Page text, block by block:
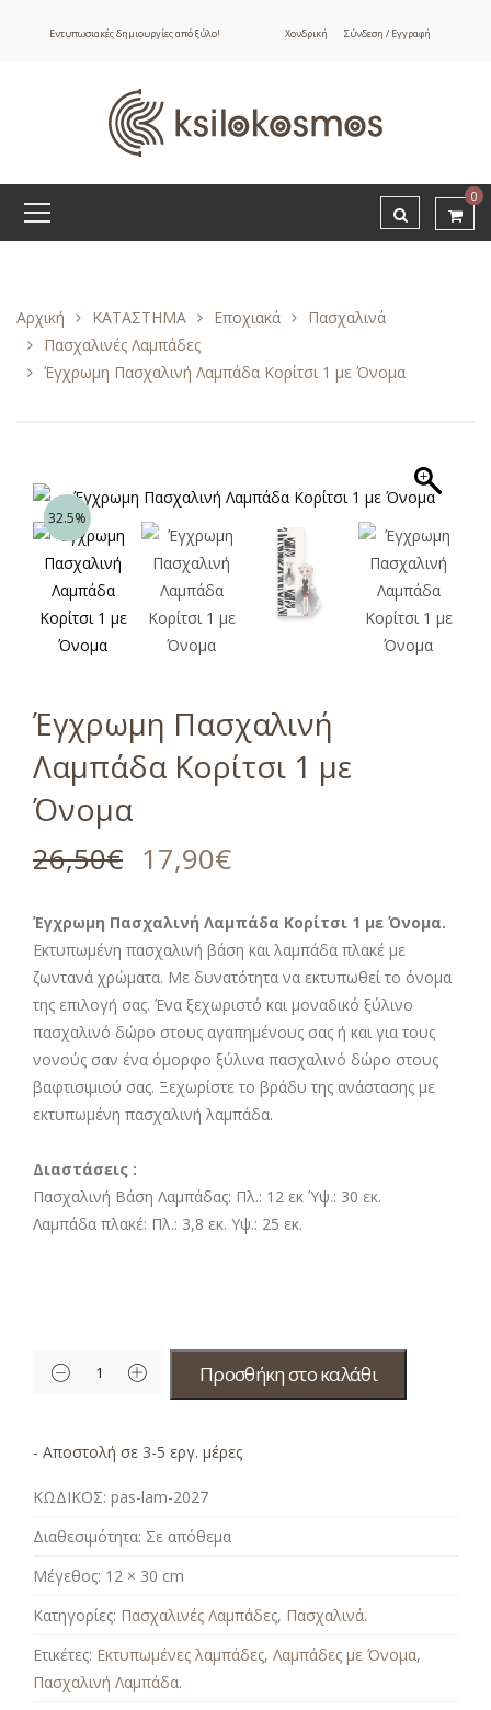
Εντυπωσιακές δημιουργίες από ξύλο! Χονδρική Σύνδεση / Εγγραφή
0
Αρχική ΚΑΤΑΣΤΗΜΑ Εποχιακά
Πασχαλινά
Πασχαλινές Λαμπάδες
Έγχρωμη Πασχαλινή Λαμπάδα Κορίτσι 1 με Όνομα
32.5%
Έγχρωμη Πασχαλινή
Λαμπάδα Κορίτσι 1 με
Όνομα
26,50€ 17,90€
Έγχρωμη Πασχαλινή Λαμπάδα Κορίτσι 1 με Όνομα.
Εκτυπωμένη πασχαλινή βάση και λαμπάδα πλακέ με
ζωντανά χρώματα. Με δυνατότητα να εκτυπωθεί το όνομα
της επιλογή σας. Ένα ξεχωριστό και μοναδικό ξύλινο
πασχαλινό δώρο στους αγαπημένους σας ή και για τους
νονούς σαν ένα όμορφο ξύλινα πασχαλινό δώρο στους
βαφτισιμιού σας. Ξεχωρίστε το βράδυ της ανάστασης με
εκτυπωμένη πασχαλινή λαμπάδα.
Διαστάσεις :
Πασχαλινή Βάση Λαμπάδας: Πλ.: 12 εκ Ύψ.: 30 εκ.
Λαμπάδα πλακέ: Πλ.: 3,8 εκ. Υψ.: 25 εκ.
Προσθήκη στο καλάθι
- Αποστολή σε 3-5 εργ. μέρες
ΚΩΔΙΚΟΣ: pas-lam-2027
Διαθεσιμότητα: Σε απόθεμα
Μέγεθος: 12 × 30 cm
Κατηγορίες: Πασχαλινές Λαμπάδες, Πασχαλινά.
Ετικέτες: Εκτυπωμένες λαμπάδες, Λαμπάδες με Όνομα,
Πασχαλινή Λαμπάδα.